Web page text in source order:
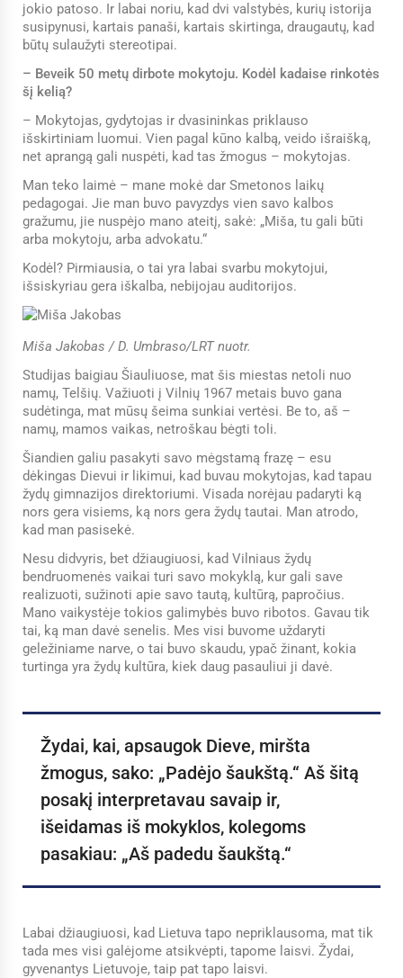
jokio patoso. Ir labai noriu, kad dvi valstybės, kurių istorija
susipynusi, kartais panaši, kartais skirtinga, draugautų, kad
būtų sulaužyti stereotipai.
– Beveik 50 metų dirbote mokytoju. Kodėl kadaise rinkotės
šį kelią?
– Mokytojas, gydytojas ir dvasininkas priklauso
išskirtiniam luomui. Vien pagal kūno kalbą, veido išraišką,
net aprangą gali nuspėti, kad tas žmogus – mokytojas.
Man teko laimė – mane mokė dar Smetonos laikų
pedagogai. Jie man buvo pavyzdys vien savo kalbos
gražumu, jie nuspėjo mano ateitį, sakė: „Miša, tu gali būti
arba mokytoju, arba advokatu.“
Kodėl? Pirmiausia, o tai yra labai svarbu mokytojui,
išsiskyriau gera iškalba, nebijojau auditorijos.
Miša Jakobas / D. Umbraso/LRT nuotr.
Studijas baigiau Šiauliuose, mat šis miestas netoli nuo
namų, Telšių. Važiuoti į Vilnių 1967 metais buvo gana
sudėtinga, mat mūsų šeima sunkiai vertėsi. Be to, aš –
namų, mamos vaikas, netroškau bėgti toli.
Šiandien galiu pasakyti savo mėgstamą frazę – esu
dėkingas Dievui ir likimui, kad buvau mokytojas, kad tapau
žydų gimnazijos direktoriumi. Visada norėjau padaryti ką
nors gera visiems, ką nors gera žydų tautai. Man atrodo,
kad man pasisekė.
Nesu didvyris, bet džiaugiuosi, kad Vilniaus žydų
bendruomenės vaikai turi savo mokyklą, kur gali save
realizuoti, sužinoti apie savo tautą, kultūrą, papročius.
Mano vaikystėje tokios galimybės buvo ribotos. Gavau tik
tai, ką man davė senelis. Mes visi buvome uždaryti
geležiniame narve, o tai buvo skaudu, ypač žinant, kokia
turtinga yra žydų kultūra, kiek daug pasauliui ji davė.
Žydai, kai, apsaugok Dieve, miršta
žmogus, sako: „Padėjo šaukštą.“ Aš šitą
posakį interpretavau savaip ir,
išeidamas iš mokyklos, kolegoms
pasakiau: „Aš padedu šaukštą.“
Labai džiaugiuosi, kad Lietuva tapo nepriklausoma, mat tik
tada mes visi galėjome atsikvėpti, tapome laisvi. Žydai,
gyvenantys Lietuvoje, taip pat tapo laisvi.